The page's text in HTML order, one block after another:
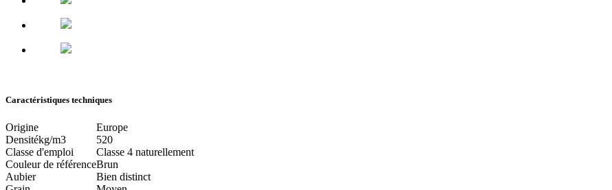
Caractéristiques techniques
Origine
Europe
Densitékg/m3
520
Classe d'emploi
Classe 4 naturellement
Couleur de référenceBrun
Aubier
Bien distinct